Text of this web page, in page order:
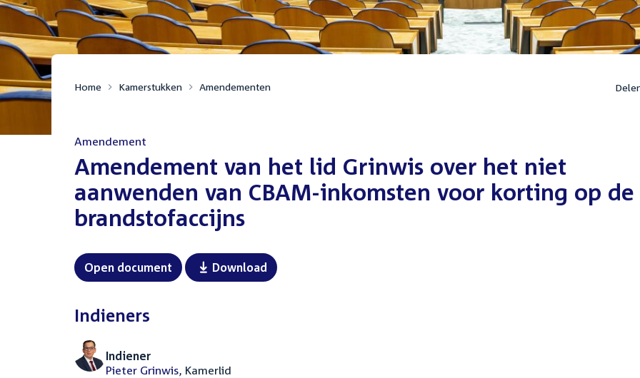
Home Kamerstukken Amendementen
Amendement
Amendement van het lid Grinwis over het niet
aanwenden van CBAM-inkomsten voor korting op de
brandstofaccijns
Open document Download
Indieners
Indiener
Pieter Grinwis, Kamerlid